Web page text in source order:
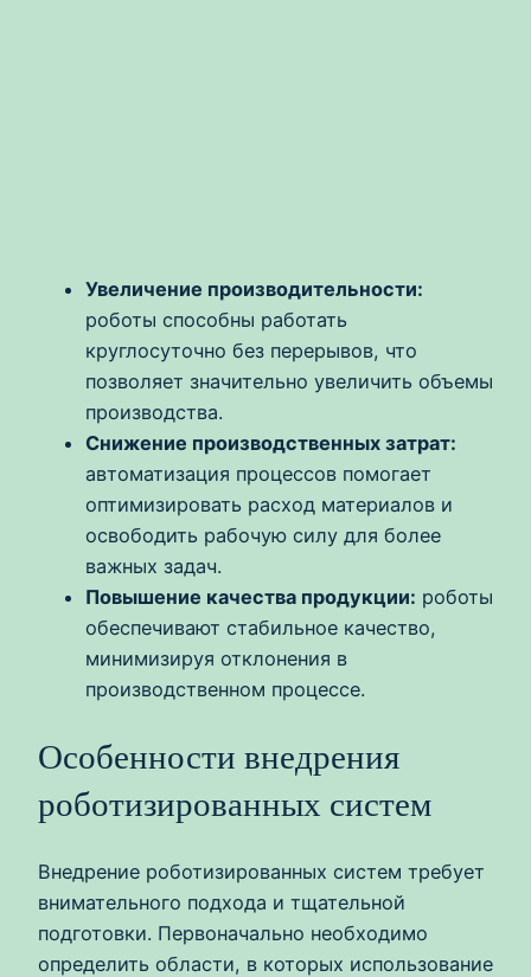
Увеличение производительности:
роботы способны работать
круглосуточно без перерывов, что
позволяет значительно увеличить объемы
производства.
Снижение производственных затрат:
автоматизация процессов помогает
оптимизировать расход материалов и
освободить рабочую силу для более
важных задач.
Повышение качества продукции: роботы
обеспечивают стабильное качество,
минимизируя отклонения в
производственном процессе.
Особенности внедрения
роботизированных систем
Внедрение роботизированных систем требует
внимательного подхода и тщательной
подготовки. Первоначально необходимо
определить области, в которых использование